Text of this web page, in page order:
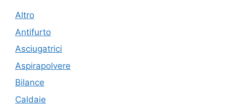
Altro
Antifurto
Asciugatrici
Aspirapolvere
Bilance
Caldaie